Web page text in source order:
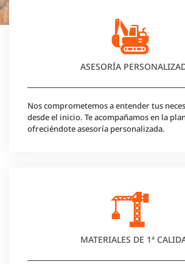
ASESORÍA
Nos comprometemos a entender tus
desde el inicio. Te acompañamos en la
ofreciéndote asesoría personalizada.
MATERIALES DE 1ª